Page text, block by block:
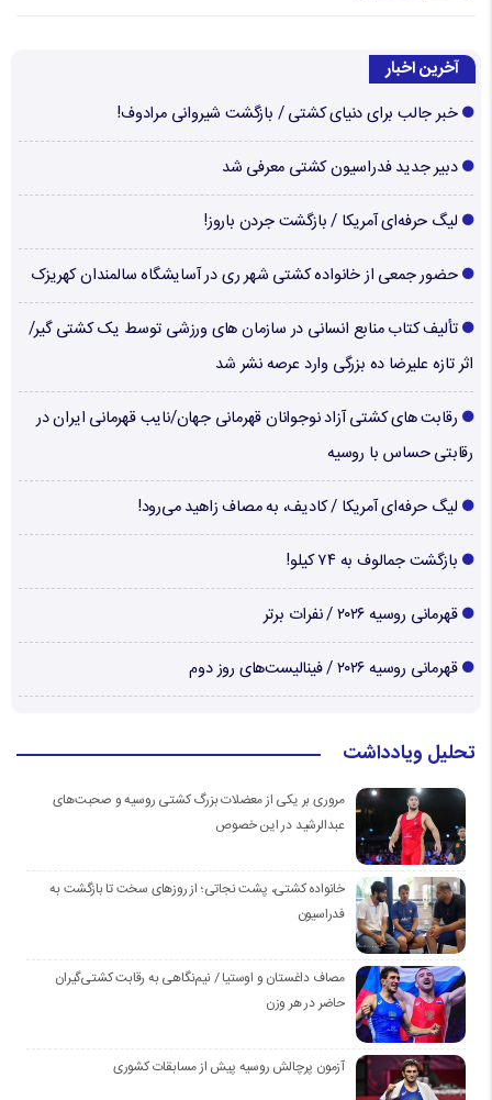
آخرین اخبار
خبر جالب برای دنیای کشتی / بازگشت شیروانی مرادوف!
دبیر جدید فدراسیون کشتی معرفی شد
لیگ حرفه‌ای آمریکا / بازگشت جردن باروز!
حضور جمعی از خانواده کشتی شهر ری در آسایشگاه سالمندان کهریزک
تألیف کتاب منابع انسانی در سازمان های ورزشی توسط یک کشتی گیر/
اثر تازه علیرضا ده بزرگی وارد عرصه نشر شد
رقابت های کشتی آزاد نوجوانان قهرمانی جهان/نایب قهرمانی ایران در
رقابتی حساس با روسیه
لیگ حرفه‌ای آمریکا / کادیف، به مصاف زاهید می‌رود!
بازگشت جمالوف به ۷۴ کیلو!
قهرمانی روسیه ۲۰۲۶ / نفرات برتر
قهرمانی روسیه ۲۰۲۶ / فینالیست‌های روز دوم
تحلیل ویادداشت
مروری بر یکی از معضلات بزرگ کشتی روسیه و صحبت‌های
عبدالرشید در این خصوص
خانواده کشتی، پشت نجاتی؛ از روزهای سخت تا بازگشت به
فدراسیون
مصاف داغستان و اوستیا / نیم‌نگاهی به رقابت کشتی‌گیران
حاضر در هر وزن
آزمون پرچالش روسیه پیش از مسابقات کشوری